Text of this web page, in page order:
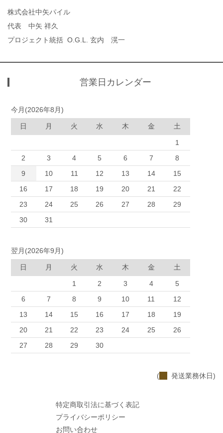
株式会社中矢パイル
代表 中矢 祥久
プロジェクト統括 O.G.L. 玄内 滉一
営業日カレンダー
今月(2026年8月)
日 月 火 水 木 金 土
1
2
3 4 5 6 7
8
9
10 11 12 13 14
15
16
17 18 19 20 21
22
23
24 25 26 27 28
29
30
31
翌月(2026年9月)
日 月 火 水 木 金 土
1 2 3 4
5
6
7 8 9 10 11
12
13
14 15 16 17 18
19
20
21 22 23 24 25
26
27
28 29 30
( 発送業務休日)
特定商取引法に基づく表記
プライバシーポリシー
お問い合わせ